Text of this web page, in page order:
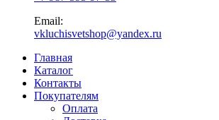
Email:
vkluchisvetshop@yandex.ru
Главная
Каталог
Контакты
Покупателям
Оплата